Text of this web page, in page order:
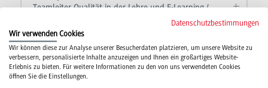
Teamleiter Qualität in der Lehre und E-Learning /
Mitarbeitende des Education Support Centers (ESC)
Hier geht es zu den konkreten
Datenschutzbestimmungen
Wir verwenden Cookies
Wir können diese zur Analyse unserer Besucherdaten platzieren, um unsere Website zu
verbessern, personalisierte Inhalte anzuzeigen und Ihnen ein großartiges Website-
Erlebnis zu bieten. Für weitere Informationen zu den von uns verwendeten Cookies
öffnen Sie die Einstellungen.